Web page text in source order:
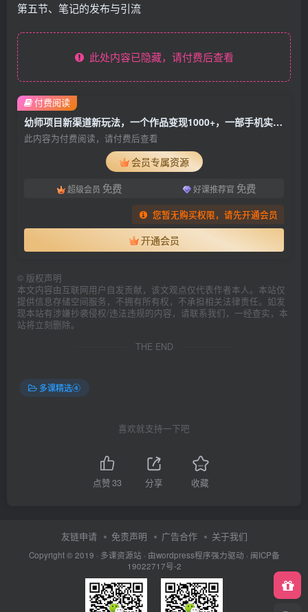
第五节、笔记的发布与引流
此处内容已隐藏，请付费后查看
幼师项目新渠道新玩法，一个作品变现1000+，一部手机实现月入过万
此内容为付费阅读，请付费后查看
会员专属资源
超级会员 免费 好课推荐官 免费
您暂无购买权限，请先开通会员
开通会员
付费阅读
© 版权声明
本文内容由互联网用户自发贡献，该文观点仅代表作者本人。本站仅
提供信息存储空间服务，不拥有所有权，不承担相关法律责任。如发
现本站有涉嫌抄袭侵权/违法违规的内容，请联系我们，一经查实，本
站将立刻删除。
THE END
多课精选④
喜欢就支持一下吧
点赞33 分享 收藏
友链申请 免责声明 广告合作 关于我们
Copyright © 2019 · 多课资源站 · 由wordpress程序强力驱动 · 闽ICP备
19022717号-2